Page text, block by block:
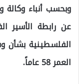
وبحسب أنباء
عن رابطة الأسير
الفلسطينية بشأن
العمر 58 عاماً.